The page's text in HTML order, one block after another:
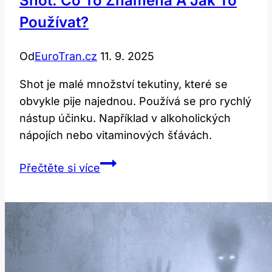
Používat?
OdEuroTran.cz 11. 9. 2025
Shot je malé množství tekutiny, které se
obvykle pije najednou. Používá se pro rychlý
nástup účinku. Například v alkoholických
nápojích nebo vitaminových šťávách.
Přečtěte si víceShot:
znamená